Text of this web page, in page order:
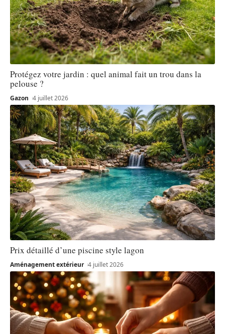
Protégez votre jardin : quel animal fait un trou dans la
pelouse ?
Gazon 4 juillet 2026
Prix détaillé d’une piscine style lagon
Aménagement extérieur 4 juillet 2026